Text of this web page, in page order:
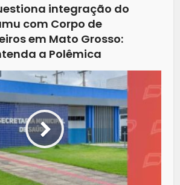
integração do
com Corpo de
em Mato Grosso:
a Polêmica